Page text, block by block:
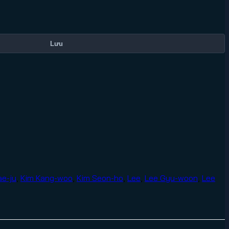
Lưu
ju Kim Kang-woo Kim Seon-ho Lee Lee Gyu-woon Lee